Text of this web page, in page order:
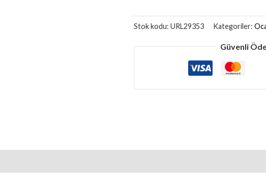
Stok kodu:URL29353 Kategoriler:
Güvenli